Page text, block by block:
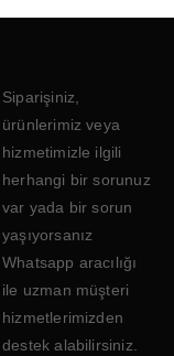
Siparişiniz,
ürünlerimiz veya
hizmetimizle ilgili
herhangi bir sorunuz
var yada bir sorun
yaşıyorsanız
Whatsapp aracılığı
ile uzman müşteri
hizmetlerimizden
destek alabilirsiniz.